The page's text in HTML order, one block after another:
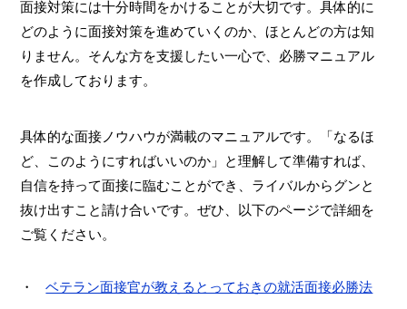
面接対策には十分時間をかけることが大切です。具体的に
どのように面接対策を進めていくのか、ほとんどの方は知
りません。そんな方を支援したい一心で、必勝マニュアル
を作成しております。
具体的な面接ノウハウが満載のマニュアルです。「なるほ
ど、このようにすればいいのか」と理解して準備すれば、
自信を持って面接に臨むことができ、ライバルからグンと
抜け出すこと請け合いです。ぜひ、以下のページで詳細を
ご覧ください。
ベテラン面接官が教えるとっておきの就活面接必勝法